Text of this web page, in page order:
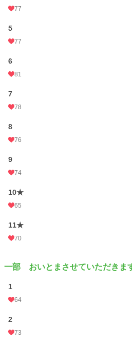
77
5
77
6
81
7
78
8
76
9
74
10★
65
11★
70
一部 おいとまさせていただきま
1
64
2
73